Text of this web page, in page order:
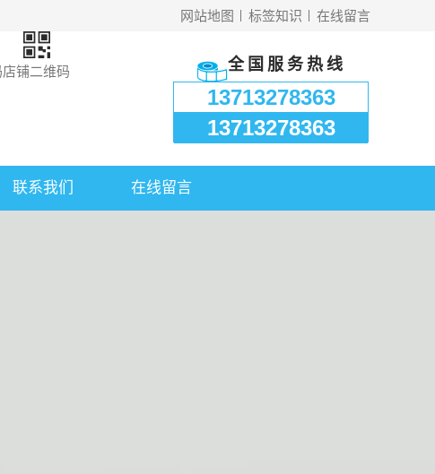
在线留言
标签知识
网站地图
店铺二维码 全国服务热线
13713278363
13713278363
联系我们 在线留言